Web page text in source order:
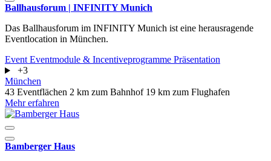
Ballhausforum | INFINITY Munich
Das Ballhausforum im INFINITY Munich ist eine herausragende
Eventlocation in München.
Event Eventmodule & Incentiveprogramme Präsentation
+3
München
43 Eventflächen 2 km zum Bahnhof 19 km zum Flughafen
Mehr erfahren
Bamberger Haus